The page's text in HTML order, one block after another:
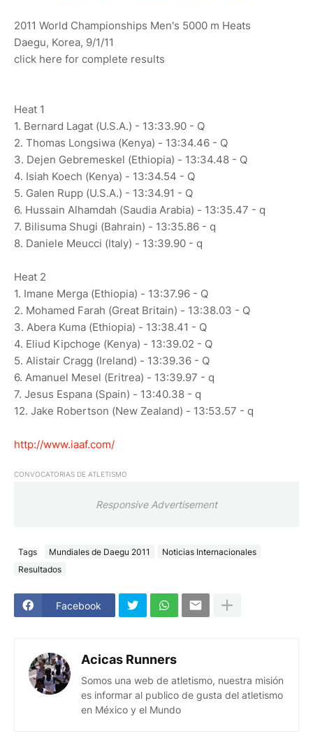
2011 World Championships Men's 5000 m Heats
Daegu, Korea, 9/1/11
click here for complete results
Heat 1
1. Bernard Lagat (U.S.A.) - 13:33.90 - Q
2. Thomas Longsiwa (Kenya) - 13:34.46 - Q
3. Dejen Gebremeskel (Ethiopia) - 13:34.48 - Q
4. Isiah Koech (Kenya) - 13:34.54 - Q
5. Galen Rupp (U.S.A.) - 13:34.91 - Q
6. Hussain Alhamdah (Saudia Arabia) - 13:35.47 - q
7. Bilisuma Shugi (Bahrain) - 13:35.86 - q
8. Daniele Meucci (Italy) - 13:39.90 - q
Heat 2
1. Imane Merga (Ethiopia) - 13:37.96 - Q
2. Mohamed Farah (Great Britain) - 13:38.03 - Q
3. Abera Kuma (Ethiopia) - 13:38.41 - Q
4. Eliud Kipchoge (Kenya) - 13:39.02 - Q
5. Alistair Cragg (Ireland) - 13:39.36 - Q
6. Amanuel Mesel (Eritrea) - 13:39.97 - q
7. Jesus Espana (Spain) - 13:40.38 - q
12. Jake Robertson (New Zealand) - 13:53.57 - q
http://www.iaaf.com/
CONVOCATORIAS DE ATLETISMO
Responsive Advertisement
Tags Mundiales de Daegu 2011
Noticias Internacionales
Resultados
Facebook
Acicas Runners
Somos una web de atletismo, nuestra misión
es informar al publico de gusta del atletismo
en México y el Mundo